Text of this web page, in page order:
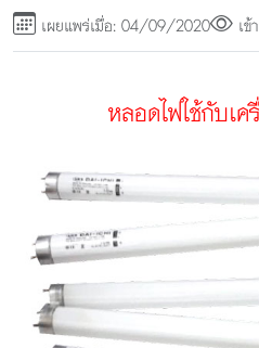
เผยแพร่เมื่อ: 04/09/2020 เ
หลอดไฟใช้กับเ